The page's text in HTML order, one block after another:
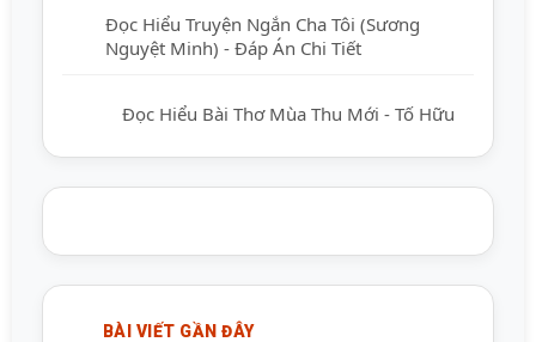
Đọc Hiểu Truyện Ngắn Cha Tôi (Sương
Nguyệt Minh) - Đáp Án Chi Tiết
Đọc Hiểu Bài Thơ Mùa Thu Mới - Tố Hữu
BÀI VIẾT GẦN ĐÂY